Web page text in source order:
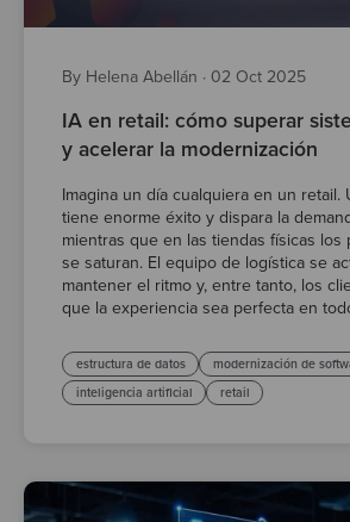
By Helena Abellán · 02 Oct 2025
IA en retail: cómo superar
y acelerar la modernización
Imagina un día cualquiera en un retail.
tiene enorme éxito y dispara la
mientras que en las tiendas físicas los
se saturan. El equipo de logística se
mantener el ritmo y, entre tanto, los
que la experiencia sea perfecta en
estructura de datos
modernización de
inteligencia artificial
retail